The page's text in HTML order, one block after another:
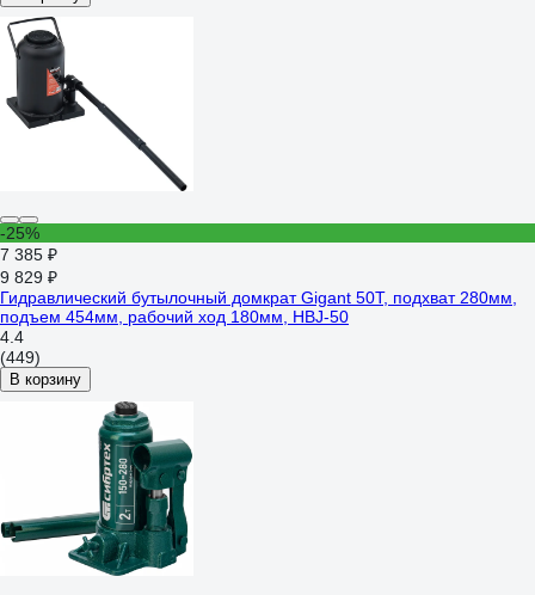
-25%
7 385 ₽
9 829 ₽
Гидравлический бутылочный домкрат Gigant 50Т, подхват 280мм,
подъем 454мм, рабочий ход 180мм, HBJ-50
4.4
(449)
В корзину